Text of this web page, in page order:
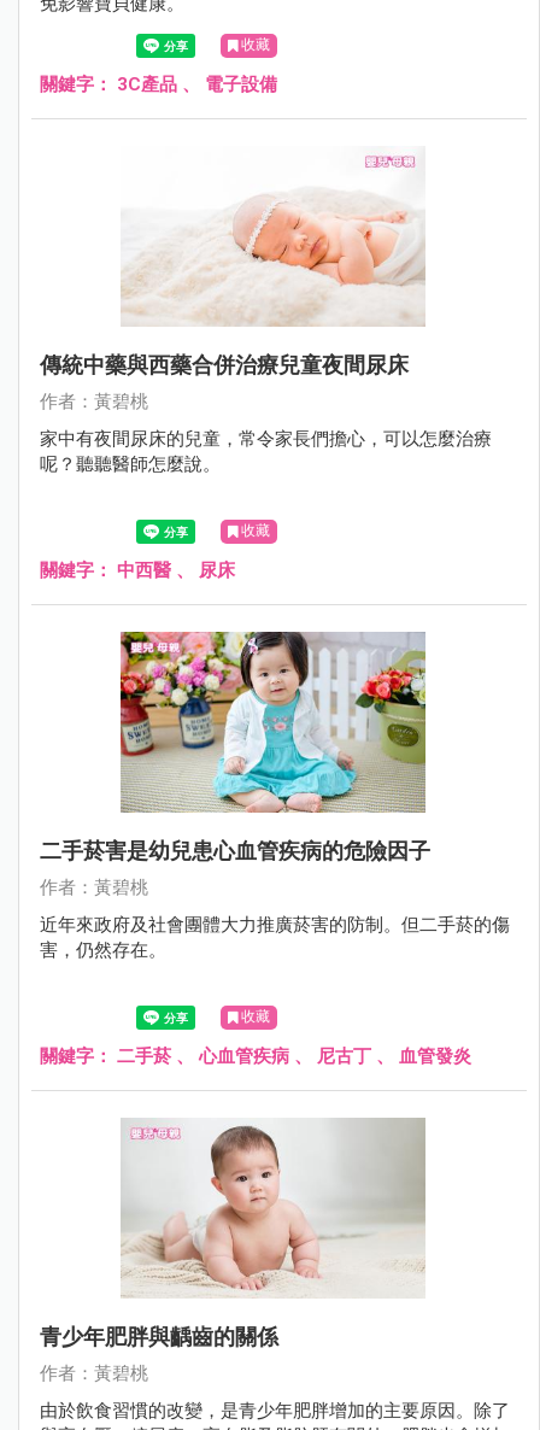
收藏
關鍵字： 3C產品 、 電子設備
傳統中藥與西藥合併治療兒童夜間尿床
作者：黃碧桃
家中有夜間尿床的兒童，常令家長們擔心，可以怎麼治療
呢？聽聽醫師怎麼說。
收藏
關鍵字： 中西醫 、 尿床
二手菸害是幼兒患心血管疾病的危險因子
作者：黃碧桃
近年來政府及社會團體大力推廣菸害的防制。但二手菸的傷
害，仍然存在。
收藏
關鍵字： 二手菸 、心血管疾病 、 尼古丁 、 血管發炎
青少年肥胖與齲齒的關係
作者：黃碧桃
由於飲食習慣的改變，是青少年肥胖增加的主要原因。除了